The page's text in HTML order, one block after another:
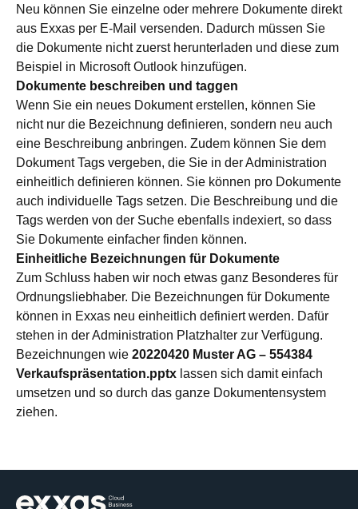
Neu können Sie einzelne oder mehrere Dokumente direkt
aus Exxas per E-Mail versenden. Dadurch müssen Sie
die Dokumente nicht zuerst herunterladen und diese zum
Beispiel in Microsoft Outlook hinzufügen.
Dokumente beschreiben und taggen
Wenn Sie ein neues Dokument erstellen, können Sie
nicht nur die Bezeichnung definieren, sondern neu auch
eine Beschreibung anbringen. Zudem können Sie dem
Dokument Tags vergeben, die Sie in der Administration
einheitlich definieren können. Sie können pro Dokumente
auch individuelle Tags setzen. Die Beschreibung und die
Tags werden von der Suche ebenfalls indexiert, so dass
Sie Dokumente einfacher finden können.
Einheitliche Bezeichnungen für Dokumente
Zum Schluss haben wir noch etwas ganz Besonderes für
Ordnungsliebhaber. Die Bezeichnungen für Dokumente
können in Exxas neu einheitlich definiert werden. Dafür
stehen in der Administration Platzhalter zur Verfügung.
Bezeichnungen wie 20220420 Muster AG – 554384
Verkaufspräsentation.pptx lassen sich damit einfach
umsetzen und so durch das ganze Dokumentensystem
ziehen.